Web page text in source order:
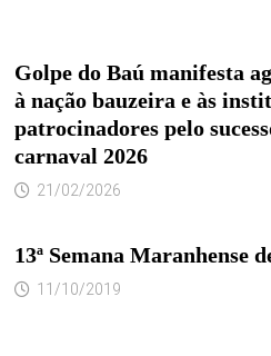
Golpe do Baú manifesta
à nação bauzeira e às
patrocinadores pelo
carnaval 2026
21/02/2026
13ª Semana Maranhense
11/10/2019